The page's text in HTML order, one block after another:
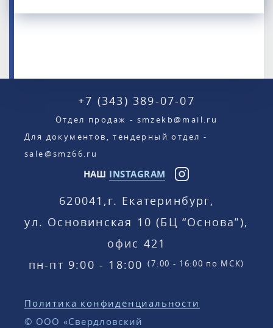
Политика конфиденциальности
© ООО «Свердловский
+7 (343) 389-07-07
Отдел продаж - smzekb@mail.ru
Для документов, тендерный отдел -
sale@smz66.ru
НАШ INSTAGRAM
620041, г. Екатеринбург,
ул. Основинская 10 (БЦ “Основа”),
офис 421
пн-пт 9:00 - 18:00 (7:00 - 16:00 по МСК)